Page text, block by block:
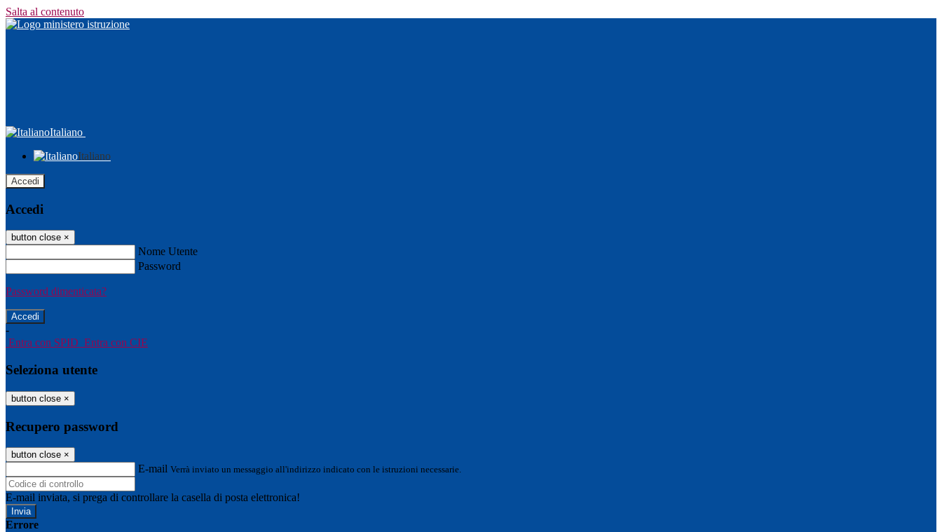
Salta al contenuto
Italiano
Italiano
Accedi
Accedi
button close ×
Nome Utente
Password
Password dimenticata?
-
Entra con SPID Entra con CIE
Seleziona utente
button close ×
Recupero password
button close ×
E-mail Verrà inviato un messaggio all'indirizzo indicato con le istruzioni necessarie.
E-mail inviata, si prega di controllare la casella di posta elettronica!
Errore